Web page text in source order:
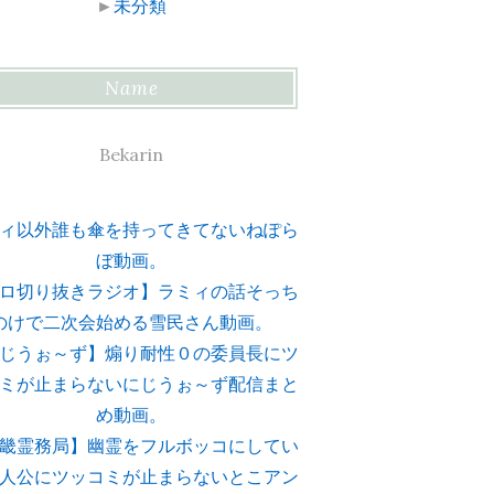
► 未分類
Name
Bekarin
以外誰も傘を持ってきてないねぽら
ぼ動画。
ロ切り抜きラジオ】ラミィの話そっち
けで二次会始める雪民さん動画。
じうぉ～ず】煽り耐性０の委員長にツ
が止まらないにじうぉ～ず配信まと
め動画。
畿霊務局】幽霊をフルボッコにしてい
公にツッコミが止まらないとこアン